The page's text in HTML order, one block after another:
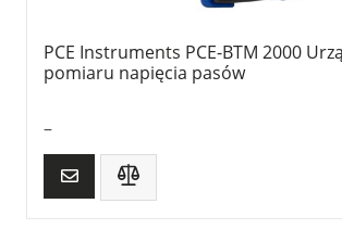
PCE Instruments PCE-BTM 2000
pomiaru napięcia pasów
–